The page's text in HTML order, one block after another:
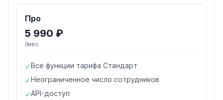
Про
5 990 ₽
/мес
✓Все функции тарифа Стандарт
✓Неограниченное число сотрудников
✓API-доступ